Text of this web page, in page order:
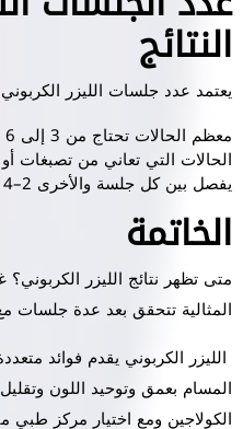
النتائج
يعتمد عدد جلسات الليزر
معظم الحالات تحتاج من 3 إلى 6 جلسات.
الحالات التي تعاني من تصبغات
يفصل بين كل جلسة والأخرى 2–4 أسابيع حسب تقييم الطبيب.
الخاتمة
متى تظهر نتائج الليزر
المثالية تتحقق بعد عدة جلسات مع
الليزر الكربوني يقدم فوائد
المسام بعمق وتوحيد اللون
الكولاجين ومع اختيار مركز